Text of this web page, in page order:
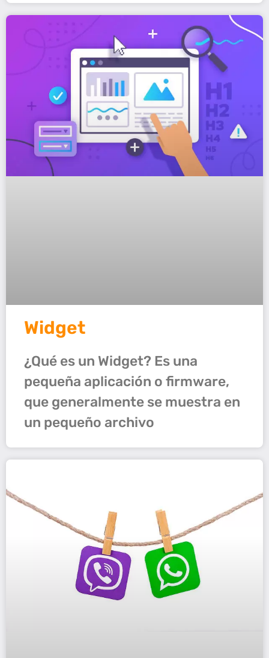
Widget
¿Qué es un Widget? Es una
pequeña aplicación o firmware,
que generalmente se muestra en
un pequeño archivo